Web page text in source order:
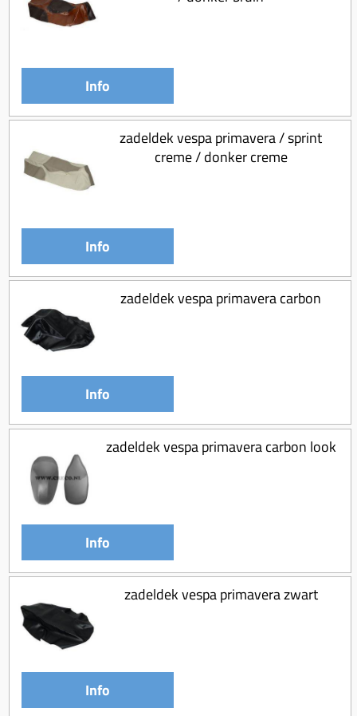
Koppeling compleet
Ketting / tandwiel
Koeling (delen)
Overbrenging
Info
zadeldek vespa primavera / sprint
creme / donker creme
Info
zadeldek vespa primavera carbon
Info
zadeldek vespa primavera carbon look
Info
zadeldek vespa primavera zwart
Info